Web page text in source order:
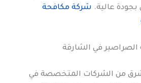
بجودة عالية. شركة مكافحة
في الشارقة
من الشركات المتخصصة في